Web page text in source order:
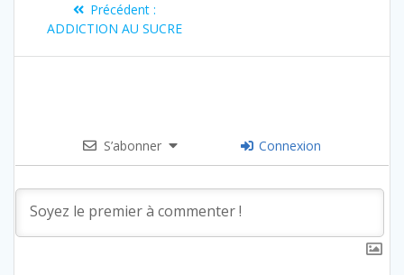
Précédent :
ADDICTION AU SUCRE
S’abonner Connexion